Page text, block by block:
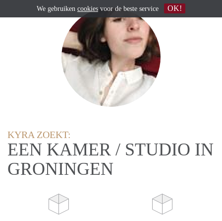
KYRA ZOEKT:
EEN KAMER / STUDIO IN
GRONINGEN
We gebruiken cookies voor de beste service OK!